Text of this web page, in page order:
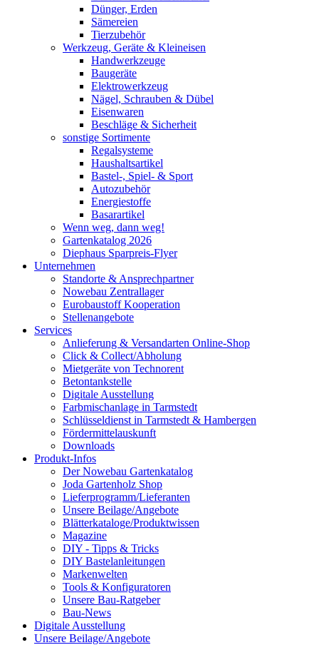
Dünger, Erden
Sämereien
Tierzubehör
Werkzeug, Geräte & Kleineisen
Handwerkzeuge
Baugeräte
Elektrowerkzeug
Nägel, Schrauben & Dübel
Eisenwaren
Beschläge & Sicherheit
sonstige Sortimente
Regalsysteme
Haushaltsartikel
Bastel-, Spiel- & Sport
Autozubehör
Energiestoffe
Basarartikel
Wenn weg, dann weg!
Gartenkatalog 2026
Diephaus Sparpreis-Flyer
Unternehmen
Standorte & Ansprechpartner
Nowebau Zentrallager
Eurobaustoff Kooperation
Stellenangebote
Services
Anlieferung & Versandarten Online-Shop
Click & Collect/Abholung
Mietgeräte von Technorent
Betontankstelle
Digitale Ausstellung
Farbmischanlage in Tarmstedt
Schlüsseldienst in Tarmstedt & Hambergen
Fördermittelauskunft
Downloads
Produkt-Infos
Der Nowebau Gartenkatalog
Joda Gartenholz Shop
Lieferprogramm/Lieferanten
Unsere Beilage/Angebote
Blätterkataloge/Produktwissen
Magazine
DIY - Tipps & Tricks
DIY Bastelanleitungen
Markenwelten
Tools & Konfiguratoren
Unsere Bau-Ratgeber
Bau-News
Digitale Ausstellung
Unsere Beilage/Angebote